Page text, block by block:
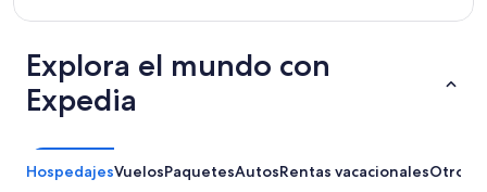
Explora el mundo con
Expedia
HospedajesVuelosPaquetesAutosRentas vacacionalesOtros